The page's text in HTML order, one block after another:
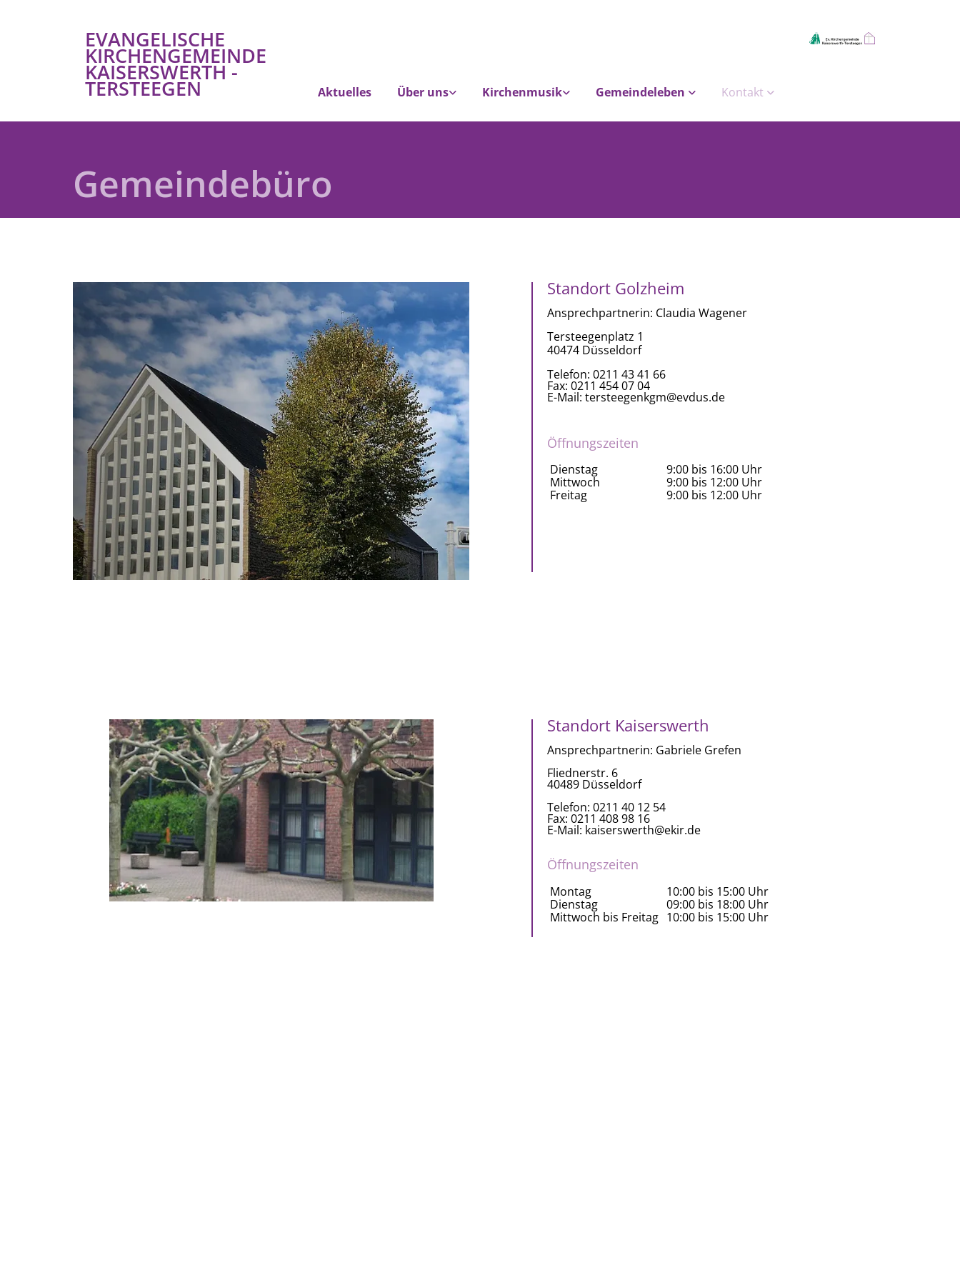
EVANGELISCHE
KIRCHENGEMEINDE
KAISERSWERTH -
TERSTEEGEN Aktuelles Über uns Kirchenmusik Gemeindeleben Kontakt
Gemeindebüro
Standort Golzheim
Ansprechpartnerin: Claudia Wagener
Tersteegenplatz 1
40474 Düsseldorf
Telefon: 0211 43 41 66
Fax: 0211 454 07 04
E-Mail: tersteegenkgm@evdus.de
Öffnungszeiten
Dienstag
9:00 bis 16:00 Uhr
Mittwoch
9:00 bis 12:00 Uhr
Freitag
9:00 bis 12:00 Uhr
Standort Kaiserswerth
Ansprechpartnerin: Gabriele Grefen
Fliednerstr. 6
40489 Düsseldorf
Telefon: 0211 40 12 54
Fax: 0211 408 98 16
E-Mail: kaiserswerth@ekir.de
Öffnungszeiten
Montag
10:00 bis 15:00 Uhr
Dienstag
09:00 bis 18:00 Uhr
Mittwoch bis Freitag 10:00 bis 15:00 Uhr